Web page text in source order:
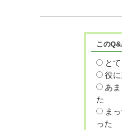
この
と
役
あ
た
ま
った